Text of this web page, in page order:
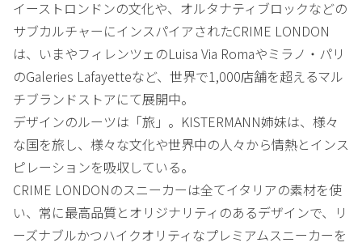
イーストロンドンの文化や、オルタナティブロックなどの
サブカルチャーにインスパイアされたCRIME LONDON
は、いまやフィレンツェのLuisa Via Romaやミラノ・パリ
のGaleries Lafayetteなど、世界で1,000店舗を超えるマル
チブランドストアにて展開中。
デザインのルーツは「旅」。KISTERMANN姉妹は、様々
な国を旅し、様々な文化や世界中の人々から情熱とインス
ピレーションを吸収している。
CRIME LONDONのスニーカーは全てイタリアの素材を使
い、常に最高品質とオリジナリティのあるデザインで、リ
ーズナブルかつハイクオリティなプレミアムスニーカーを